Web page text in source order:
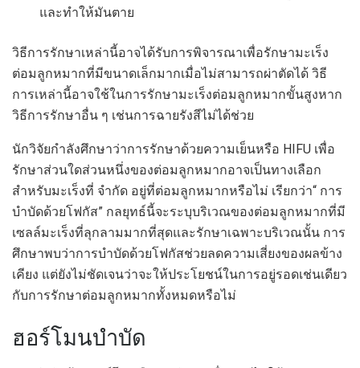
และทำให้มันตาย
วิธีการรักษาเหล่านี้อาจได้รับการพิจารณาเพื่อรักษามะเร็ง
ต่อมลูกหมากที่มีขนาดเล็กมากเมื่อไม่สามารถผ่าตัดได้ วิธี
การเหล่านี้อาจใช้ในการรักษามะเร็งต่อมลูกหมากขั้นสูงหาก
วิธีการรักษาอื่น ๆ เช่นการฉายรังสีไม่ได้ช่วย
นักวิจัยกำลังศึกษาว่าการรักษาด้วยความเย็นหรือ HIFU เพื่อ
รักษาส่วนใดส่วนหนึ่งของต่อมลูกหมากอาจเป็นทางเลือก
สำหรับมะเร็งที่ จำกัด อยู่ที่ต่อมลูกหมากหรือไม่ เรียกว่า“ การ
บำบัดด้วยโฟกัส” กลยุทธ์นี้จะระบุบริเวณของต่อมลูกหมากที่มี
เซลล์มะเร็งที่ลุกลามมากที่สุดและรักษาเฉพาะบริเวณนั้น การ
ศึกษาพบว่าการบำบัดด้วยโฟกัสช่วยลดความเสี่ยงของผลข้าง
เคียง แต่ยังไม่ชัดเจนว่าจะให้ประโยชน์ในการอยู่รอดเช่นเดียว
กับการรักษาต่อมลูกหมากทั้งหมดหรือไม่
ฮอร์โมนบำบัด